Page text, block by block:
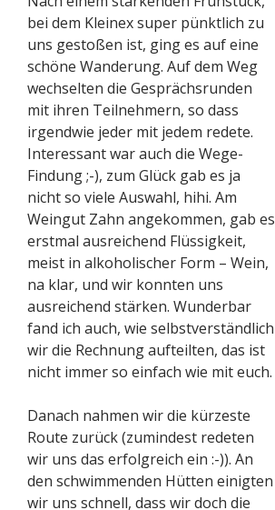
bei dem Kleinex super pünktlich zu
uns gestoßen ist, ging es auf eine
schöne Wanderung. Auf dem Weg
wechselten die Gesprächsrunden
mit ihren Teilnehmern, so dass
irgendwie jeder mit jedem redete.
Interessant war auch die Wege-
Findung ;-), zum Glück gab es ja
nicht so viele Auswahl, hihi. Am
Weingut Zahn angekommen, gab es
erstmal ausreichend Flüssigkeit,
meist in alkoholischer Form – Wein,
na klar, und wir konnten uns
ausreichend stärken. Wunderbar
fand ich auch, wie selbstverständlich
wir die Rechnung aufteilten, das ist
nicht immer so einfach wie mit euch.
Danach nahmen wir die kürzeste
Route zurück (zumindest redeten
wir uns das erfolgreich ein :-)). An
den schwimmenden Hütten einigten
wir uns schnell, dass wir doch die